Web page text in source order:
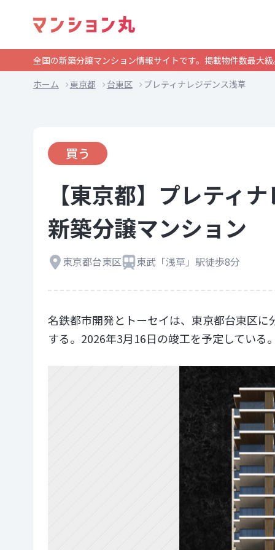
全国の新築分譲マンション情報サイトです。掲載物件数最大
ホーム
東京都 台東区 プレティナレジデンス浅草
買う
【東京都】プレティ
新築分譲マンション
東京都台東区 東武「浅草」駅徒歩8分
名鉄都市開発とトーセイは、東京都台東区
する。2026年3月16日の竣工を予定している